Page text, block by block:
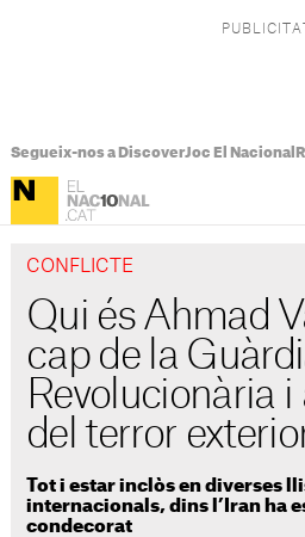
Segueix-nos a DiscoverJoc El Nacional
CONFLICTE
Qui és Ahmad
cap de la
Revolucionària
del terror
Tot i estar inclòs en diverses
internacionals, dins l’Iran ha
condecorat